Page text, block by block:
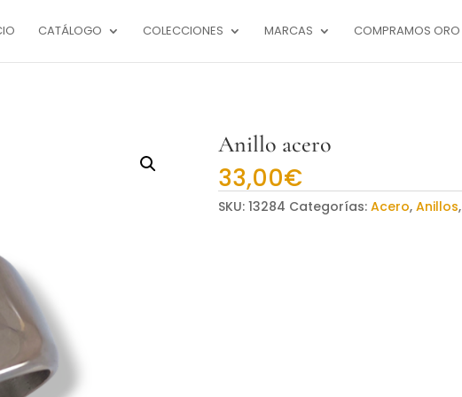
CATÁLOGO COLECCIONES MARCAS COMPRAMOS ORO
Anillo acero
33,00€
SKU: 13284 Categorías: Acero, Anillos,